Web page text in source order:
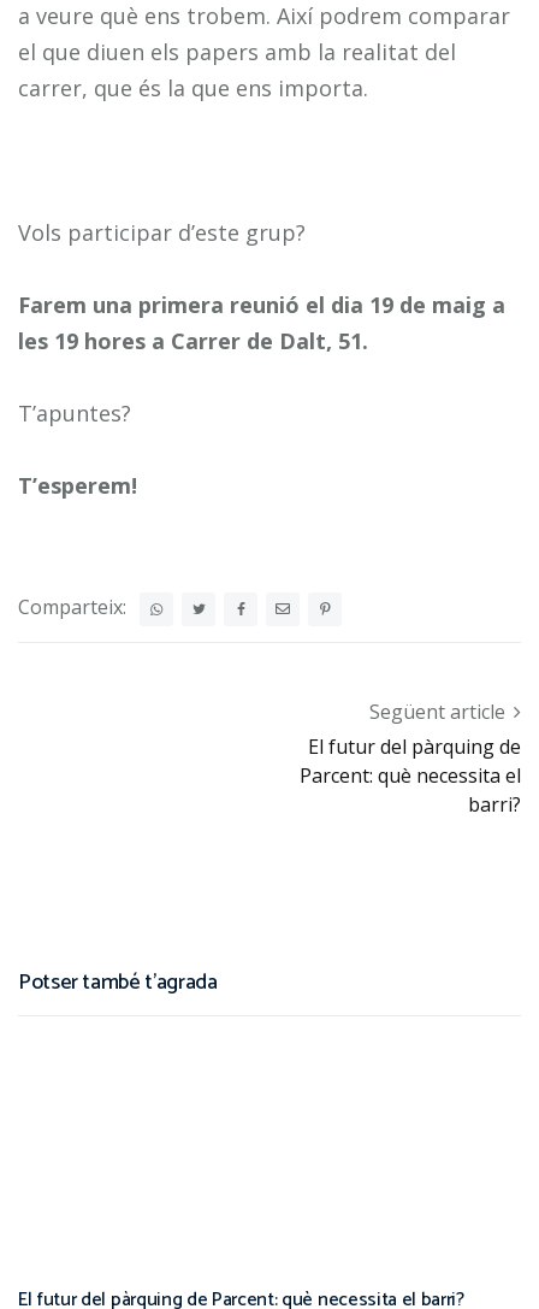
a veure què ens trobem. Així podrem comparar
el que diuen els papers amb la realitat del
carrer, que és la que ens importa.
Vols participar d’este grup?
Farem una primera reunió el dia 19 de maig a
les 19 hores a Carrer de Dalt, 51.
T’apuntes?
T’esperem!
Comparteix:
Següent article
El futur del pàrquing de
Parcent: què necessita el
barri?
Potser també t'agrada
El futur del pàrquing de Parcent: què necessita el barri?